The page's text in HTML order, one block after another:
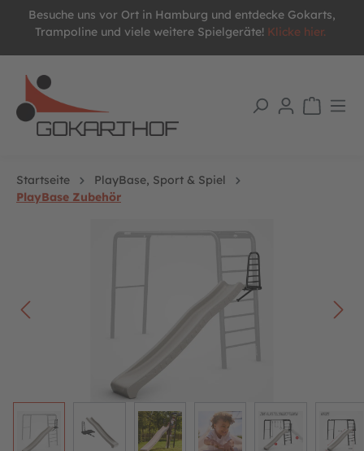
springen
Besuche uns vor Ort in Hamburg und entdecke Gokarts,
Trampoline und viele weitere Spielgeräte! Klicke hier.
Startseite
PlayBase, Sport & Spiel
PlayBase Zubehör